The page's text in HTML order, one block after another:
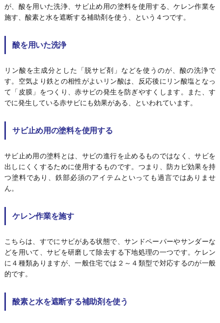
が、酸を用いた洗浄、サビ止め用の塗料を使用する、ケレン作業を
施す、酸素と水を遮断する補助剤を使う、という４つです。
酸を用いた洗浄
リン酸を主成分とした「脱サビ剤」などを使うのが、酸の洗浄で
す。空気より鉄との相性がよいリン酸は、反応後にリン酸塩となっ
て「皮膜」をつくり、赤サビの発生を防ぎやすくします。また、す
でに発生している赤サビにも効果がある、といわれています。
サビ止め用の塗料を使用する
サビ止め用の塗料とは、サビの進行を止めるものではなく、サビを
出しにくくするために使用するものです。つまり、防カビ効果を持
つ塗料であり、鉄部必須のアイテムといっても過言ではありませ
ん。
ケレン作業を施す
こちらは、すでにサビがある状態で、サンドペーパーやサンダーな
どを用いて、サビを研磨して除去する下地処理の一つです。ケレン
に４種類ありますが、一般住宅では２～４類型で対応するのが一般
的です。
酸素と水を遮断する補助剤を使う